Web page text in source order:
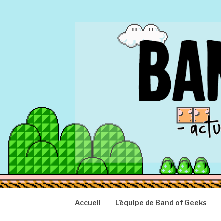
BAND OF
Actu Geek d'hier et d'aujourd'hui
Accueil L’équipe de Band of Geeks